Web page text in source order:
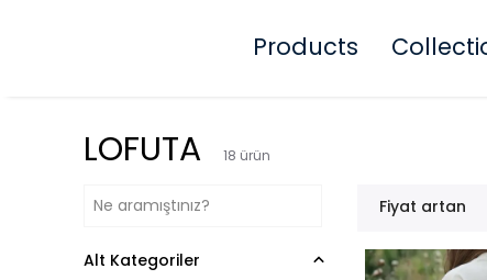
Products
LOFUTA 18 ürün
Fiyat artan
Alt Kategoriler